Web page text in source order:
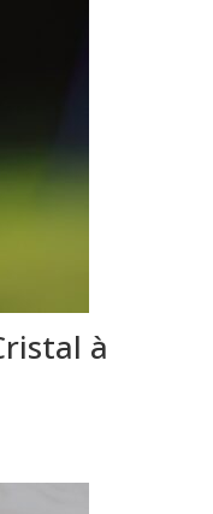
à